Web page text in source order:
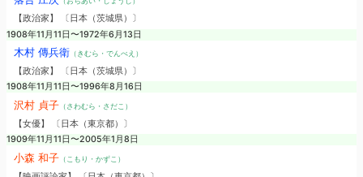
【政治家】 〔日本（茨城県）〕
1908年11月11日〜1972年6月13日
木村 傳兵衛（きむら・でんべえ）
【政治家】 〔日本（茨城県）〕
1908年11月11日〜1996年8月16日
沢村 貞子（さわむら・さだこ）
【女優】 〔日本（東京都）〕
1909年11月11日〜2005年1月8日
小森 和子（こもり・かずこ）